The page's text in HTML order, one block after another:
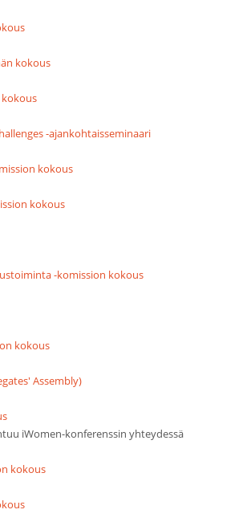
kokous
-ajankohtaisseminaari
kokous
kokous
-komission kokous
kokous
Assembly)
iWomen-konferenssin yhteydessä
kokous